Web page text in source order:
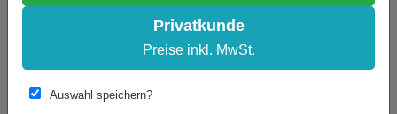
Sie sind hier: Erste Hilfe Erste Hilfe Koffer
Erste Hilfe Koffer
Notwendige Cookies erlauben
Weitere Infos
Privatkunde
Preise inkl. MwSt.
Auswahl speichern?